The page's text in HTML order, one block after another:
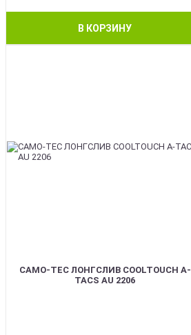
В КОРЗИНУ
CAMO-TEC ЛОНГСЛИВ COOLTOUCH A-
TACS AU 2206